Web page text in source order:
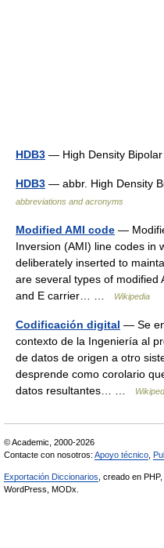
HDB3 — High Density
HDB3 — abbr. High Density
abbreviations and acronyms
Modified AMI code —
Inversion (AMI) line codes in
deliberately inserted to
are several types of modified
and E carrier… …
Wikipedia
Codificación digital — Se
contexto de la Ingeniería al
de datos de origen a otro
desprende como corolario
datos resultantes… …
© Academic, 2000-2026
Contacte con nosotros: Apoyo técnico
Exportación Diccionarios , creado en PHP,
WordPress, MODx.